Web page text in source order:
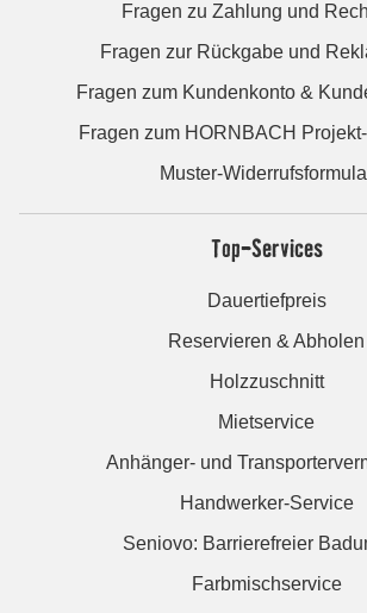
Fragen zu Zahlung und
Fragen zur Rückgabe und
Fragen zum Kundenkonto &
Fragen zum HORNBACH
Muster-
Top-Services
Dauertiefpreis
Reservieren & Abholen
Holzzuschnitt
Mietservice
Anhänger- und
Handwerker-Service
Seniovo: Barrierefreier
Farbmischservice